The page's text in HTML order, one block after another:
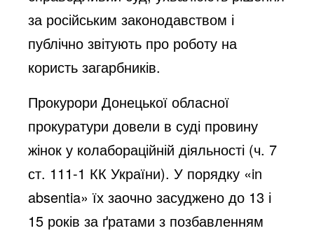
за російським законодавством і
публічно звітують про роботу на
користь загарбників.
Прокурори Донецької обласної
прокуратури довели в суді провину
жінок у колабораційній діяльності (ч. 7
ст. 111-1 КК України). У порядку «in
absentia» їх заочно засуджено до 13 і
15 років за ґратами з позбавленням